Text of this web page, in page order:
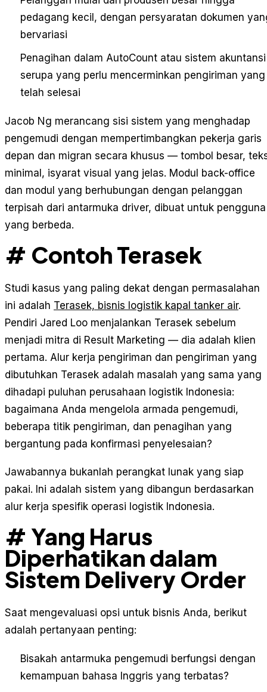
pedagang kecil, dengan persyaratan dokumen
bervariasi
Penagihan dalam AutoCount atau sistem akuntansi
serupa yang perlu mencerminkan pengiriman yang
telah selesai
Jacob Ng merancang sisi sistem yang menghadap
pengemudi dengan mempertimbangkan pekerja garis
depan dan migran secara khusus — tombol besar,
minimal, isyarat visual yang jelas. Modul back-office
dan modul yang berhubungan dengan pelanggan
terpisah dari antarmuka driver, dibuat untuk pengguna
yang berbeda.
# Contoh Terasek
Studi kasus yang paling dekat dengan permasalahan
ini adalah Terasek, bisnis logistik kapal tanker air.
Pendiri Jared Loo menjalankan Terasek sebelum
menjadi mitra di Result Marketing — dia adalah klien
pertama. Alur kerja pengiriman dan pengiriman yang
dibutuhkan Terasek adalah masalah yang sama yang
dihadapi puluhan perusahaan logistik Indonesia:
bagaimana Anda mengelola armada pengemudi,
beberapa titik pengiriman, dan penagihan yang
bergantung pada konfirmasi penyelesaian?
Jawabannya bukanlah perangkat lunak yang siap
pakai. Ini adalah sistem yang dibangun berdasarkan
alur kerja spesifik operasi logistik Indonesia.
# Yang Harus
Diperhatikan dalam
Sistem Delivery Order
Saat mengevaluasi opsi untuk bisnis Anda, berikut
adalah pertanyaan penting:
Bisakah antarmuka pengemudi berfungsi dengan
kemampuan bahasa Inggris yang terbatas?